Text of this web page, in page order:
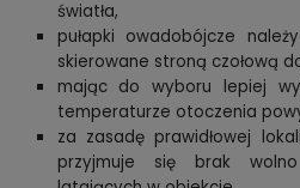
światła,
pułapki owadobójcze
skierowane stroną czołową
mając do wyboru lepiej
temperaturze otoczenia
za zasadę prawidłowej
przyjmuje się brak